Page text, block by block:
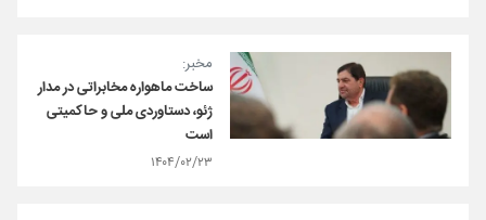
مخبر:
ساخت ماهواره مخابراتی در مدار
ژئو، دستاوردی ملی و حاکمیتی
است
۱۴۰۴/۰۲/۲۳